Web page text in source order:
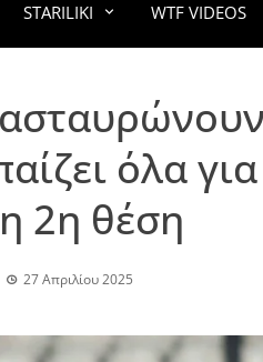
STARILIKI WTF VIDEOS
όλα
2η θέση
27 Απριλίου 2025